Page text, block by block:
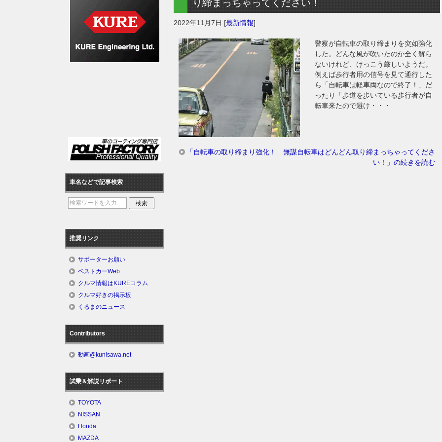
り締まっちゃってください！
2022年11月7日 [最新情報]
警察が自転車の取り締まりを突如強化
した。どんな風が吹いたのか全く解ら
ないけれど、けっこう厳しいようだ。
例えば歩行者用の信号を見て通行した
ら「自転車は軽車両なので終了！」だ
ったり「歩道を歩いている歩行者が自
転車来たので避け・・・
「自転車の取り締まり強化！ 無謀自転車はどんどん取り締まっちゃってくださ
い！」の続きを読む
車名などで記事検索
推奨リンク
サポーターお願い
ベストカーWeb
クルマ情報はKUREコラム
クルマ好きの掲示板
くるまのニュース
Contributors
動画@kunisawa.net
試乗＆解説リポート
TOYOTA
NISSAN
Honda
MAZDA